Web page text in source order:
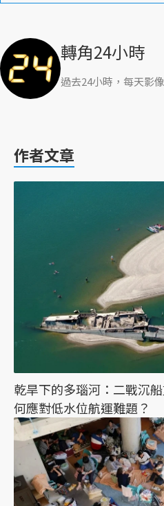
轉角24小時
過去24小時，每天影
作者文章
乾旱下的多瑙河：二戰沉
何應對低水位航運難題？